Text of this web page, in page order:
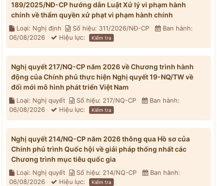
189/2025/NĐ-CP hướng dẫn Luật Xử lý vi phạm hành
chính về thẩm quyền xử phạt vi phạm hành chính
Loại: Nghị định Số hiệu: 311/2026/NĐ-CP
Ban hành:
06/08/2026
Hiệu lực: Kiểm tra
Nghị quyết 217/NQ-CP năm 2026 về Chương trình hành
động của Chính phủ thực hiện Nghị quyết 19-NQ/TW về
đổi mới mô hình phát triển Việt Nam
Loại: Nghị quyết Số hiệu: 217/NQ-CP
Ban hành:
06/08/2026
Hiệu lực: Kiểm tra
Nghị quyết 214/NQ-CP năm 2026 thông qua Hồ sơ của
Chính phủ trình Quốc hội về giải pháp thống nhất các
Chương trình mục tiêu quốc gia
Loại: Nghị quyết Số hiệu: 214/NQ-CP
Ban hành:
06/08/2026
Hiệu lực: Kiểm tra